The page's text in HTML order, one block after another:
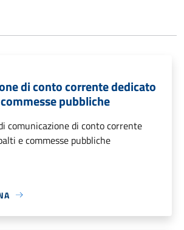
di conto corrente dedicato
pubbliche
comunicazione di conto corrente
e commesse pubbliche